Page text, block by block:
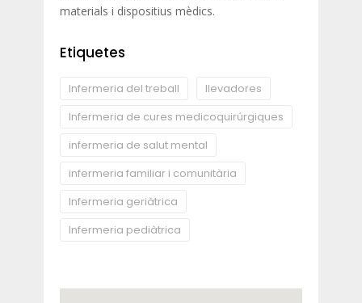
materials i dispositius mèdics.
Etiquetes
Infermeria del treball
llevadores
Infermeria de cures medicoquirúrgiques
infermeria de salut mental
infermeria familiar i comunitària
Infermeria geriàtrica
Infermeria pediàtrica